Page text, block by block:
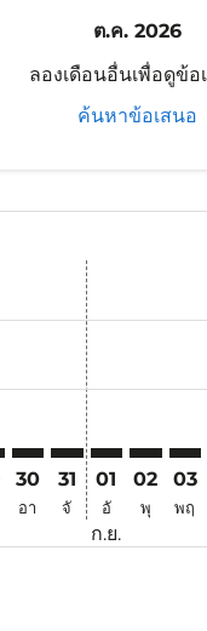
ต.ค. 2026
ลองเดือนอื่นเพื่อดูข้อ
ค้นหาข้อเสนอ
นหาข้อเสนอ
ค้นหาข้อเสนอ
ค้นหาข้อเสนอ
disclaimer. ค้นหาข้อเส
disclaimer. ค้นหา
offers-disclaimer.
view-offers-
cmp-view-offers-
cmp-view-
MEL–VIE: cmp-
30
อา
MEL–VIE: cmp-
31
จั
01
อั
ก.ย.
02
พุ
03
พฤ